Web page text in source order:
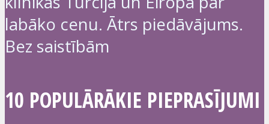
labāko cenu. Ātrs piedāvājums.
Bez saistībām
10 POPULĀRĀKIE PIEPRASĪJUMI